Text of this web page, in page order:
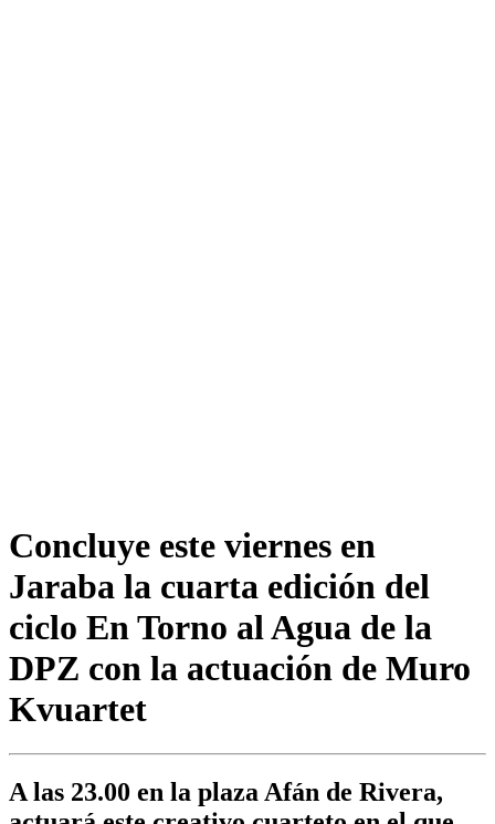
Concluye este viernes en
Jaraba la cuarta edición del
ciclo En Torno al Agua de la
DPZ con la actuación de Muro
Kvuartet
A las 23.00 en la plaza Afán de Rivera,